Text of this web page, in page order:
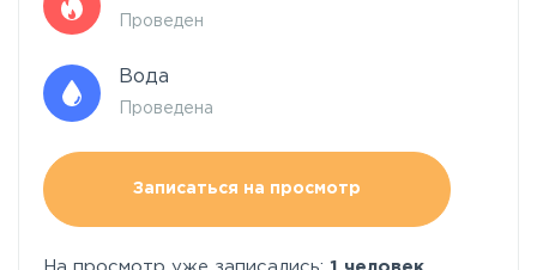
Проведен
Вода
Проведена
Записаться на просмотр
На просмотр уже записались: 1 человек